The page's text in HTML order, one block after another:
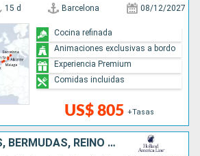
15 d Barcelona 08/12/2027
US$ 805 +Tasas
Cocina refinada
Animaciones exclusivas a bordo
Experiencia Premium
Comidas incluidas
ESTADOS UNIDOS, BERMUDAS, REINO UNIDO, PAISES BAJOS